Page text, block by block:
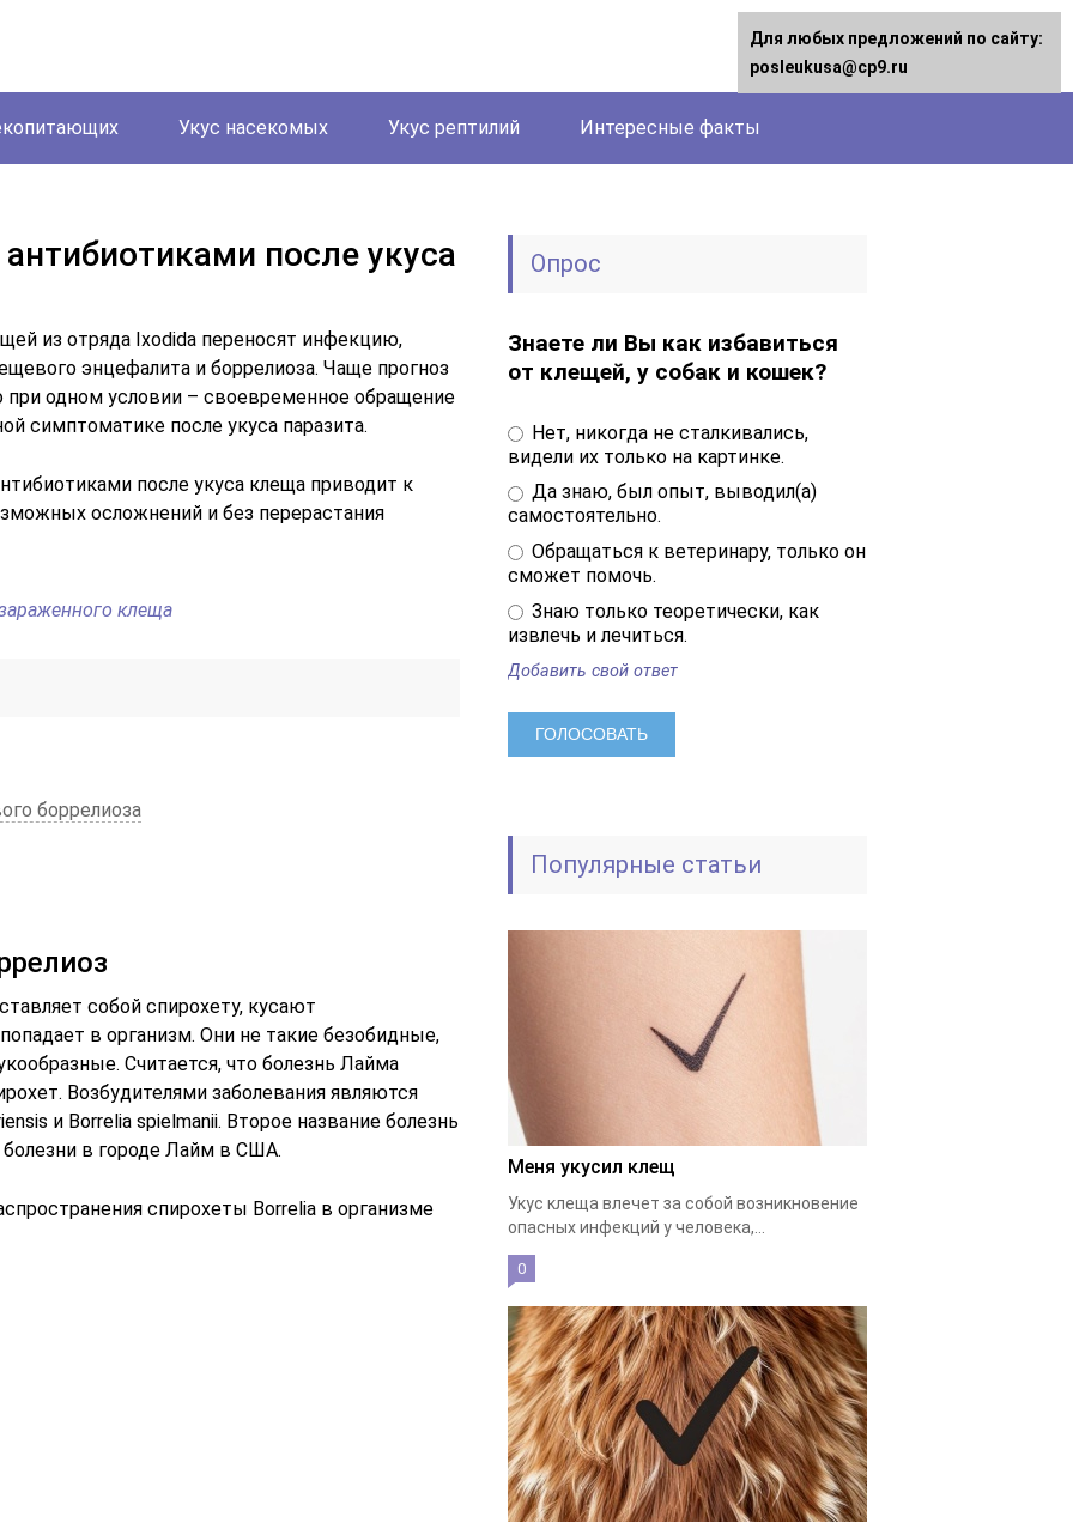
Укус насекомых Укус рептилий Интересные факты
после укуса
из отряда Ixodida переносят инфекцию,
энцефалита и боррелиоза. Чаще прогноз
при одном условии – своевременное обращение
симптоматике после укуса паразита.
после укуса клеща приводит к
осложнений и без перерастания
клеща
боррелиоза
собой спирохету, кусают
в организм. Они не такие безобидные,
Считается, что болезнь Лайма
Возбудителями заболевания являются
и Borrelia spielmanii. Второе название болезнь
болезни в городе Лайм в США.
спирохеты Borrelia в организме
Опрос
Знаете ли Вы как избавиться
от клещей, у собак и кошек?
Нет, никогда не сталкивались,
видели их только на картинке.
Да знаю, был опыт, выводил(а)
самостоятельно.
Обращаться к ветеринару, только он
сможет помочь.
Знаю только теоретически, как
извлечь и лечиться.
Добавить свой ответ
Популярные статьи
Меня укусил клещ
Укус клеща влечет за собой возникновение
опасных инфекций у человека,...
0
Для любых предложений по сайту:
posleukusa@cp9.ru